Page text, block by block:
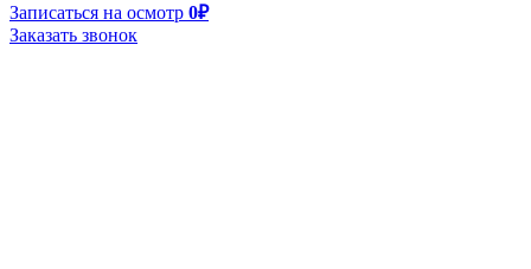
Записаться на осмотр 0₽
Заказать звонок